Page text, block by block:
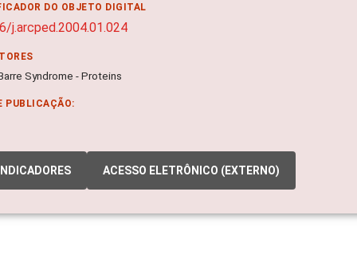
DO OBJETO DIGITAL
j.arcped.2004.01.024
Syndrome - Proteins
PUBLICAÇÃO:
INDICADORES ACESSO ELETRÔNICO (EXTERNO)